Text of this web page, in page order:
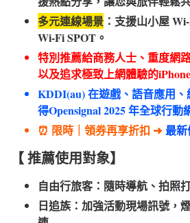
多元連線場景 ：支援山小屋
Wi-Fi SPOT。
特別推薦給商務人士、重度網
以及追求極致上網體驗的
KDDI(au) 在遊戲、語音應用
得Opensignal 2025 年全球行動
⏰ 限時｜領券再享折扣 ➜ 最
【 推薦使用對象】
自由行旅客：隨時導航、拍照
日追族：加強活動現場訊號，